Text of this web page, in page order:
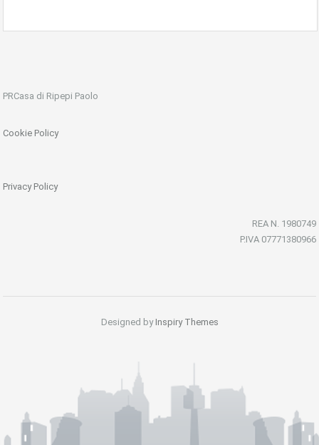
PRCasa di Ripepi Paolo
Cookie Policy
Privacy Policy
REA N. 1980749
P.IVA 07771380966
Designed by Inspiry Themes